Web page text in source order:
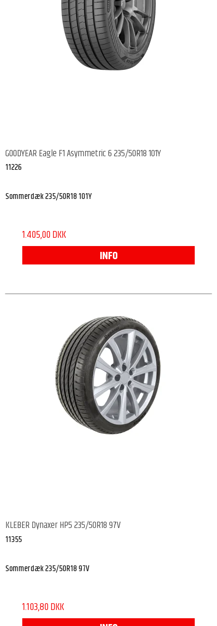
GOODYEAR Eagle F1 Asymmetric 6 235/50R18 101Y
11226
Sommerdæk 235/50R18 101Y
1.405,00 DKK
INFO
KLEBER Dynaxer HP5 235/50R18 97V
11355
Sommerdæk 235/50R18 97V
1.103,80 DKK